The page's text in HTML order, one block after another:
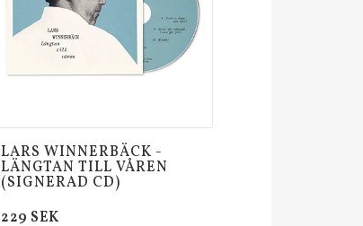
Extrapriser
LARS WINNERBÄCK -
LÄNGTAN TILL VÅREN
(SIGNERAD CD)
229 SEK